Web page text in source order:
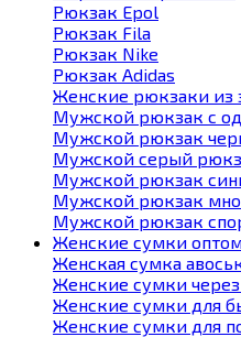
Рюкзак Epol
Рюкзак Fila
Рюкзак Nike
Рюкзак Adidas
Женские рюкзаки из
Мужской рюкзак с
Мужской рюкзак
Мужской серый
Мужской рюкзак
Мужской рюкзак
Мужской рюкзак
Женские сумки
Женская сумка
Женские сумки через
Женские сумки для
Женские сумки для